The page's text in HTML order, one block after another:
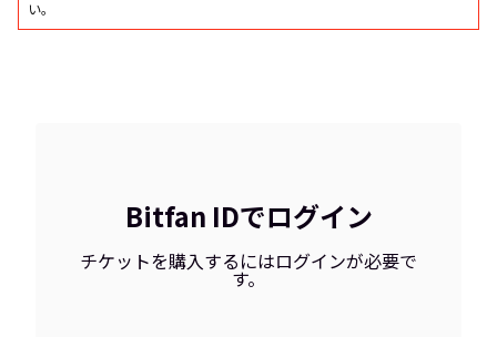
い。
Bitfan IDでログイン
チケットを購入するにはログインが必要で
す。